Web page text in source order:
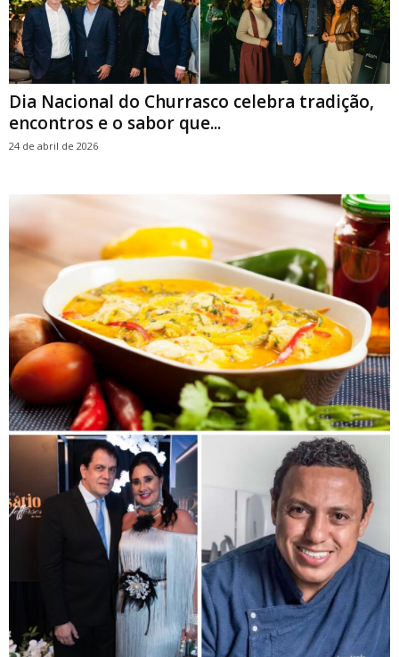
Dia Nacional do Churrasco celebra tradição,
encontros e o sabor que...
24 de abril de 2026